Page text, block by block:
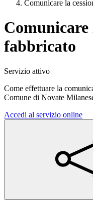
Comunicare la
Comunicare
fabbricato
Servizio attivo
Come effettuare la
Comune di Novate
Accedi al servizio online